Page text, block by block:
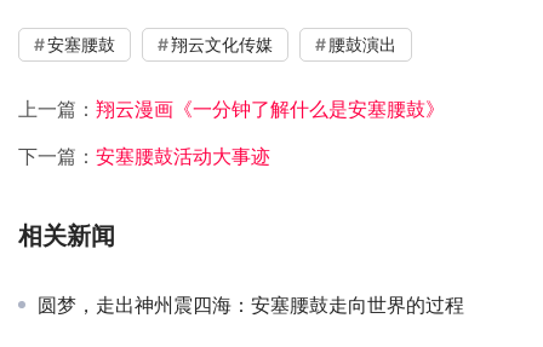
安塞腰鼓 翔云文化传媒 腰鼓演出
上一篇： 翔云漫画《一分钟了解什么是安塞腰鼓》
下一篇： 安塞腰鼓活动大事迹
相关新闻
圆梦，走出神州震四海：安塞腰鼓走向世界的过程